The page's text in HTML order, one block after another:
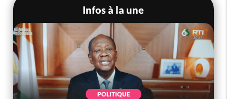
Infos à la une
POLITIQUE